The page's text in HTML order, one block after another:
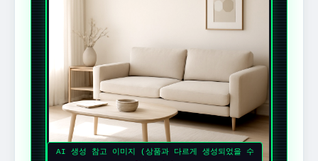
AI 생성 참고 이미지 (상품과 다르게 생성되었을 수